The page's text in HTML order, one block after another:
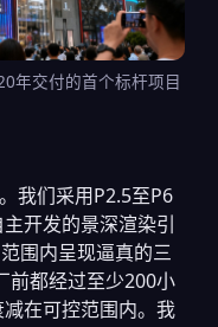
年交付的首个标杆项目
我们采用P2.5至P6
开发的景深渲染引
围内呈现逼真的三
前都经过至少200小
在可控范围内。我